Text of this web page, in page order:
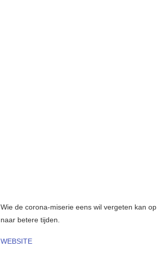
Wie de corona-miserie eens wil vergeten kan
naar betere tijden.
WEBSITE